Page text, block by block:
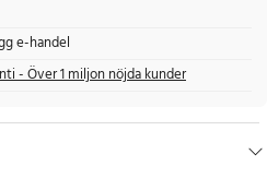
e-handel
- Över 1 miljon nöjda kunder